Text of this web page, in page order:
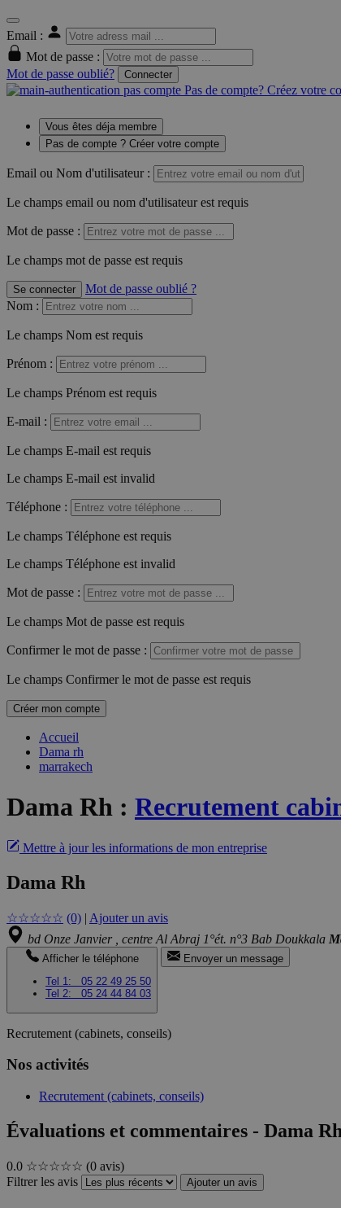
Email :
Mot de passe :
Mot de passe oublié?
Connecter
Pas de compte? Créez votre
Vous êtes déja membre
Pas de compte ? Créer votre compte
Email ou Nom d'utilisateur :
Le champs email ou nom d'utilisateur est requis
Mot de passe :
Le champs mot de passe est requis
Se connecter
Mot de passe oublié ?
Nom :
Le champs Nom est requis
Prénom :
Le champs Prénom est requis
E-mail :
Le champs E-mail est requis
Le champs E-mail est invalid
Téléphone :
Le champs Téléphone est requis
Le champs Téléphone est invalid
Mot de passe :
Le champs Mot de passe est requis
Confirmer le mot de passe :
Le champs Confirmer le mot de passe est requis
Créer mon compte
Accueil
Dama rh
marrakech
Dama Rh : Recrutement
Mettre à jour les informations de mon entreprise
Dama Rh
☆☆☆☆☆ (0) | Ajouter un avis
bd Onze Janvier , centre Al Abraj 1°ét. n°3 Bab Doukkala
Afficher le téléphone
Tel 1:
05 22 49 25 50
Tel 2:
05 24 44 84 03
Envoyer un message
Recrutement (cabinets, conseils)
Nos activités
Recrutement (cabinets, conseils)
Évaluations et commentaires - Dama Rh
0.0 ☆☆☆☆☆ (0 avis)
Filtrer les avis
Ajouter un avis